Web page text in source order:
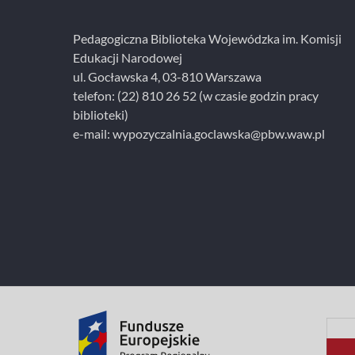
Pedagogiczna Biblioteka Wojewódzka im. Komisji
Edukacji Narodowej
ul. Gocławska 4, 03-810 Warszawa
telefon: (22) 810 26 52 (w czasie godzin pracy
biblioteki)
e-mail: wypozyczalnia.goclawska@pbw.waw.pl